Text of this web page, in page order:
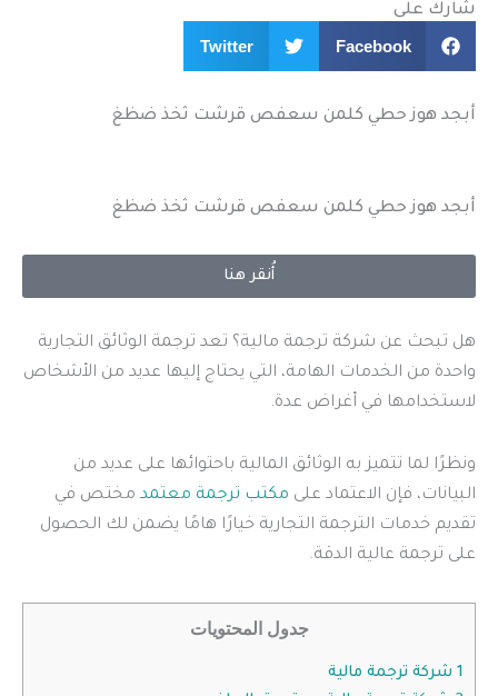
شارك على
Facebook
Twitter
أبجد هوز حطي كلمن سعفص قرشت ثخذ ضظغ
أبجد هوز حطي كلمن سعفص قرشت ثخذ ضظغ
أُنقر هنا
هل تبحث عن شركة ترجمة مالية؟ تعد ترجمة الوثائق التجارية
واحدة من الخدمات الهامة، التي يحتاج إليها عديد من الأشخاص
لاستخدامها في أغراض عدة.
ونظرًا لما تتميز به الوثائق المالية باحتوائها على عديد من
البيانات، فإن الاعتماد على مكتب ترجمة معتمد مختص في
تقديم خدمات الترجمة التجارية خيارًا هامًا يضمن لك الحصول
على ترجمة عالية الدقة.
جدول المحتويات
1 شركة ترجمة مالية